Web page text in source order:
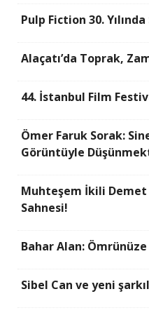
Pulp Fiction 30.
Alaçatı’da Toprak,
44. İstanbul Film
Ömer Faruk Sorak:
Görüntüyle
Muhteşem İkili Demet
Sahnesi!
Bahar Alan: Ömrünüze
Sibel Can ve yeni